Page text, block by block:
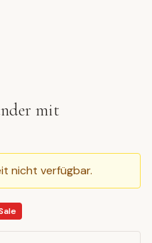
mit
nicht verfügbar.